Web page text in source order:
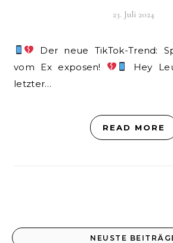
23. Juli 2024
Der neue TikTok-Trend:
vom Ex exposen!
Hey
letzter…
READ MORE
NEUSTE